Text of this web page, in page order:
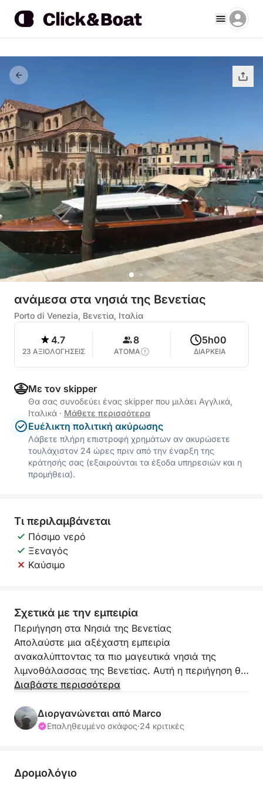
ανάμεσα στα νησιά της Βενετίας
Porto di Venezia, Βενετία, Ιταλία
4.7
23 ΑΞΙΟΛΟΓΗΣΕΙΣ
8
ΑΤΟΜΑ
5h00
ΔΙΑΡΚΕΙΑ
Με τον skipper
Θα σας συνοδεύει ένας skipper που μιλάει Αγγλικά,
Ιταλικά · Μάθετε περισσότερα
Ευέλικτη πολιτική ακύρωσης
Λάβετε πλήρη επιστροφή χρημάτων αν ακυρώσετε
τουλάχιστον 24 ώρες πριν από την έναρξη της
κράτησής σας (εξαιρούνται τα έξοδα υπηρεσιών και η
προμήθεια).
Τι περιλαμβάνεται
Πόσιμο νερό
Ξεναγός
Καύσιμο
Σχετικά με την εμπειρία
Περιήγηση στα Νησιά της Βενετίας
Απολαύστε μια αξέχαστη εμπειρία
ανακαλύπτοντας τα πιο μαγευτικά νησιά της
λιμνοθάλασσας της Βενετίας. Αυτή η περιήγηση θα
σας οδηγήσει στη λιμνοθάλασσα της Βενετίας, με
Κατά τη διάρκεια της κρουαζιέρας, θα απολαύσετε
πρώτη στάση είναι το Μουράνο, παγκοσμίως
Διαβάστε περισσότερα
Διοργανώνεται από Marco
Επαληθευμένο σκάφος·24 κριτικές
Δρομολόγιο